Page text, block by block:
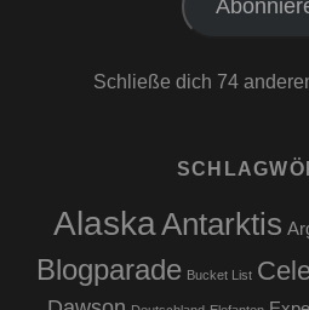
Schließe dich 74
AlaskaAntarktis
Blogparade Bucket List